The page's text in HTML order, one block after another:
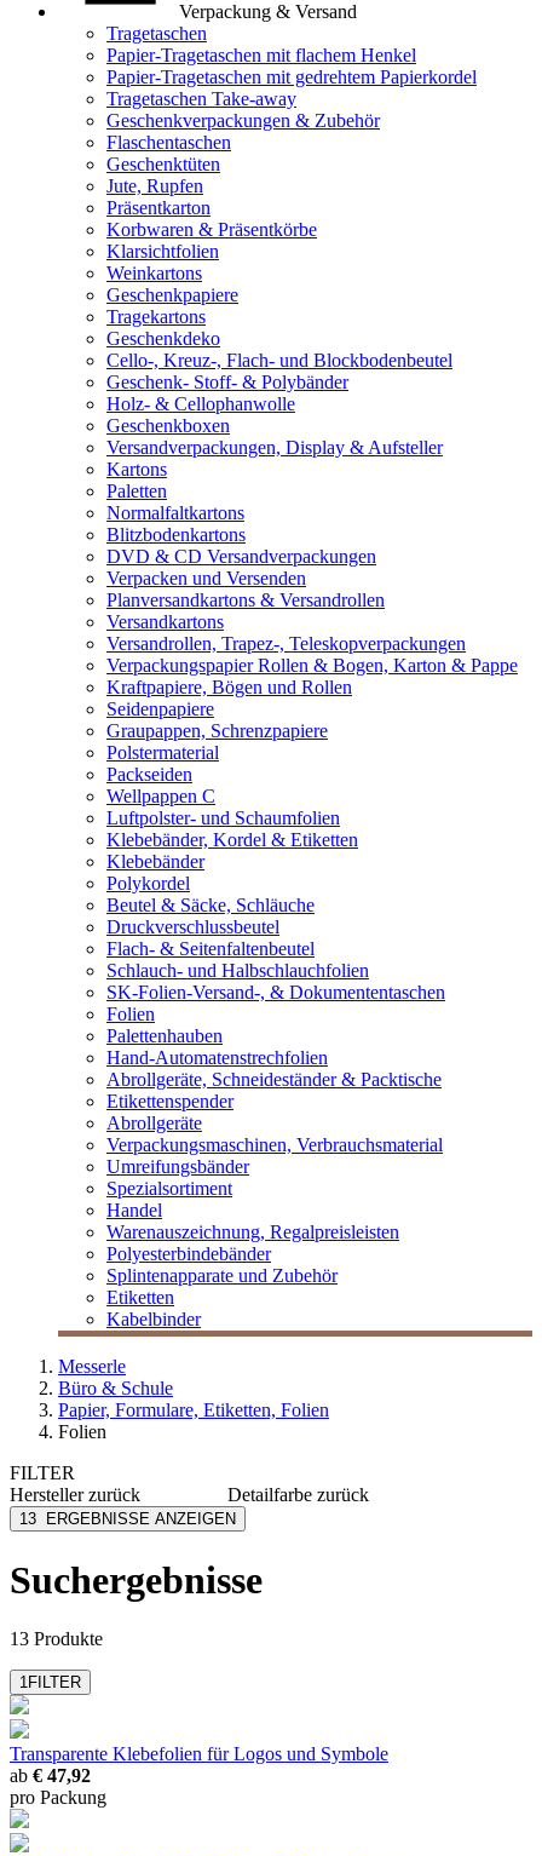
Verpackung & Versand
Tragetaschen
Papier-Tragetaschen mit flachem Henkel
Papier-Tragetaschen mit gedrehtem Papierkordel
Tragetaschen Take-away
Geschenkverpackungen & Zubehör
Flaschentaschen
Geschenktüten
Jute, Rupfen
Präsentkarton
Korbwaren & Präsentkörbe
Klarsichtfolien
Weinkartons
Geschenkpapiere
Tragekartons
Geschenkdeko
Cello-, Kreuz-, Flach- und Blockbodenbeutel
Geschenk- Stoff- & Polybänder
Holz- & Cellophanwolle
Geschenkboxen
Versandverpackungen, Display & Aufsteller
Kartons
Paletten
Normalfaltkartons
Blitzbodenkartons
DVD & CD Versandverpackungen
Verpacken und Versenden
Planversandkartons & Versandrollen
Versandkartons
Versandrollen, Trapez-, Teleskopverpackungen
Verpackungspapier Rollen & Bogen, Karton & Pappe
Kraftpapiere, Bögen und Rollen
Seidenpapiere
Graupappen, Schrenzpapiere
Polstermaterial
Packseiden
Wellpappen C
Luftpolster- und Schaumfolien
Klebebänder, Kordel & Etiketten
Klebebänder
Polykordel
Beutel & Säcke, Schläuche
Druckverschlussbeutel
Flach- & Seitenfaltenbeutel
Schlauch- und Halbschlauchfolien
SK-Folien-Versand-, & Dokumententaschen
Folien
Palettenhauben
Hand-Automatenstrechfolien
Abrollgeräte, Schneideständer & Packtische
Etikettenspender
Abrollgeräte
Verpackungsmaschinen, Verbrauchsmaterial
Umreifungsbänder
Spezialsortiment
Handel
Warenauszeichnung, Regalpreisleisten
Polyesterbindebänder
Splintenapparate und Zubehör
Etiketten
Kabelbinder
Messerle
Büro & Schule
Papier, Formulare, Etiketten, Folien
Folien
FILTER
Herstellerzurück
Avery Zweckform
Detailfarbe zurück
13 ERGEBNISSE ANZEIGEN
Suchergebnisse
13 Produkte
1FILTER
Transparente Klebefolien für Logos und Symbole
ab € 47,92
pro Packung